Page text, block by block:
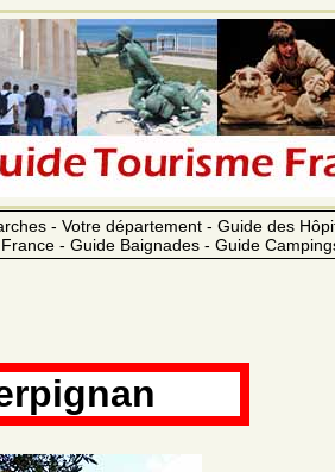
- Votre département - Guide des
- Guide Baignades - Guide